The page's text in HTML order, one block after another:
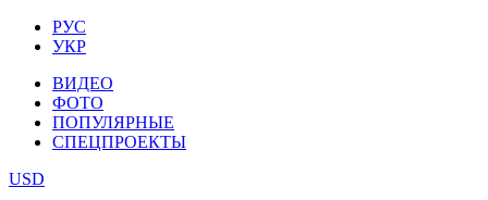
РУС
УКР
ВИДЕО
ФОТО
ПОПУЛЯРНЫЕ
СПЕЦПРОЕКТЫ
USD